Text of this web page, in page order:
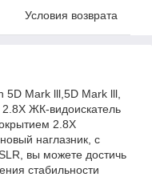
Условия возврата
5D Mark lll,5D Mark lll,
ЖК-видоискатель
2.8X
наглазник, с
вы можете достичь
стабильности